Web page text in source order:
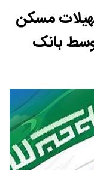
همت تسهیلات مسکن
بانک